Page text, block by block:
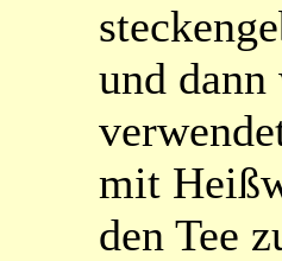
und
mit
den Tee